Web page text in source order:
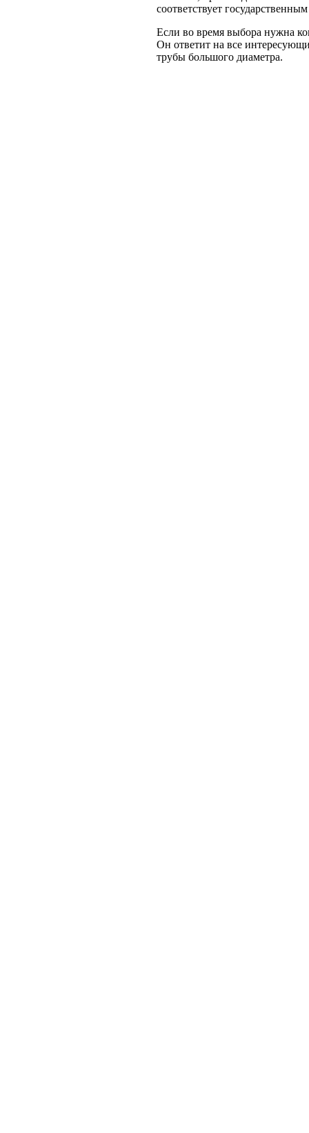
соответствует
Если во время выбора нужна
Он ответит на все
трубы большого диаметра.